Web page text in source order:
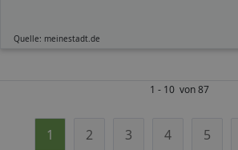
Quelle: meinestadt.de
1 - 10 von 87
1 2 3 4 5